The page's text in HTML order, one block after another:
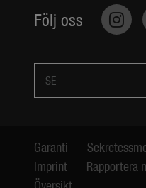
Följ oss
SE
Garanti
Imprint
Rapportera